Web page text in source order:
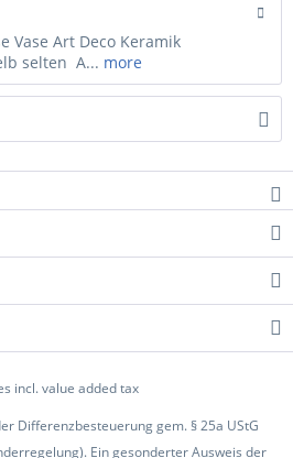
Vase Art Deco Keramik
selten A... more
incl. value added tax
Differenzbesteuerung gem. § 25a UStG
Ein gesonderter Ausweis der